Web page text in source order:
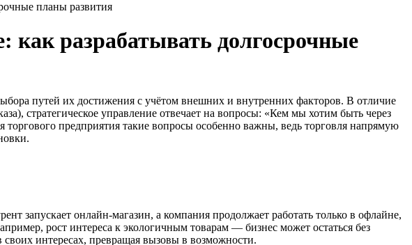
планы развития
как разрабатывать долгосрочные
путей их достижения с учётом внешних и внутренних факторов. В отличие
стратегическое управление отвечает на вопросы: «Кем мы хотим быть через
предприятия такие вопросы особенно важны, ведь торговля напрямую
запускает онлайн-магазин, а компания продолжает работать только в офлайне,
рост интереса к экологичным товарам — бизнес может остаться без
своих интересах, превращая вызовы в возможности.